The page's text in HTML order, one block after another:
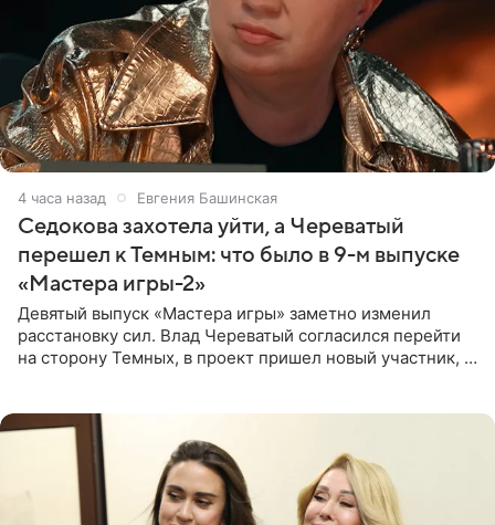
4 часа назад Евгения Башинская
Седокова захотела уйти, а Череватый
перешел к Темным: что было в 9-м выпуске
«Мастера игры-2»
Девятый выпуск «Мастера игры» заметно изменил
расстановку сил. Влад Череватый согласился перейти
на сторону Темных, в проект пришел новый участник, а